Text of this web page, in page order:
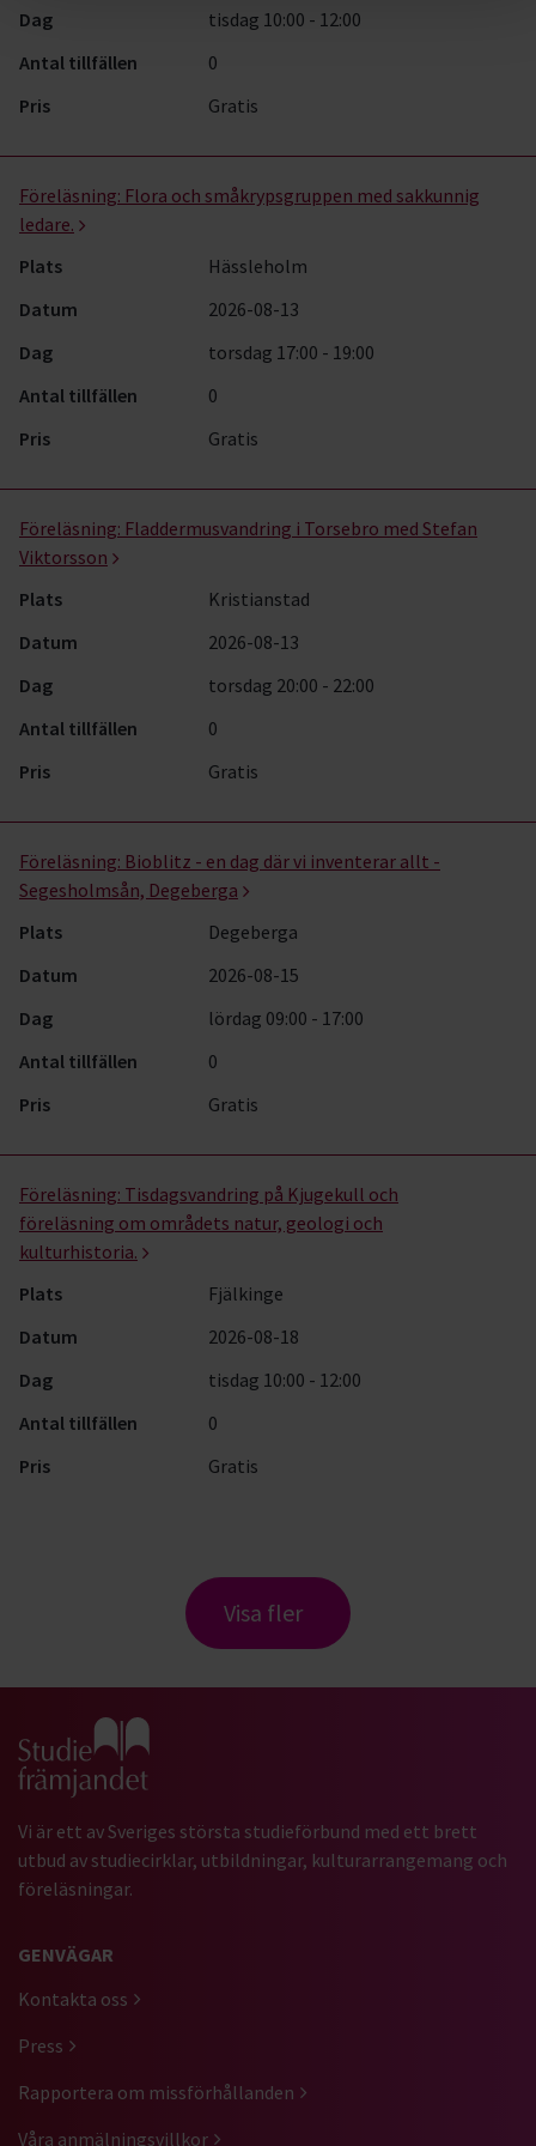
Dag
tisdag 10:00 - 12:00
Antal tillfällen
0
Pris
Gratis
Föreläsning: Flora och småkrypsgruppen med sakkunnig
ledare.
Plats
Hässleholm
Datum
2026-08-13
Dag
torsdag 17:00 - 19:00
Antal tillfällen
0
Pris
Gratis
Föreläsning: Fladdermusvandring i Torsebro med Stefan
Viktorsson
Plats
Kristianstad
Datum
2026-08-13
Dag
torsdag 20:00 - 22:00
Antal tillfällen
0
Pris
Gratis
Föreläsning: Bioblitz - en dag där vi inventerar allt -
Segesholmsån, Degeberga
Plats
Degeberga
Datum
2026-08-15
Dag
lördag 09:00 - 17:00
Antal tillfällen
0
Pris
Gratis
Föreläsning: Tisdagsvandring på Kjugekull och
föreläsning om områdets natur, geologi och
kulturhistoria.
Plats
Fjälkinge
Datum
2026-08-18
Dag
tisdag 10:00 - 12:00
Antal tillfällen
0
Pris
Gratis
Visa fler
Gå till studiefrämjandets startsida
Vi är ett av Sveriges största studieförbund med ett brett
utbud av studiecirklar, utbildningar, kulturarrangemang och
föreläsningar.
GENVÄGAR
Kontakta oss
Press
Rapportera om missförhållanden
Våra anmälningsvillkor